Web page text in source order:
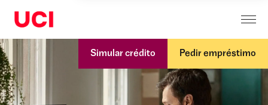
Simular crédito Pedir empréstimo